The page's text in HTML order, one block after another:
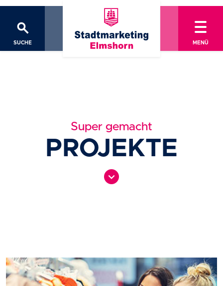
search
SUCHE MENÜ
Super gemacht
PROJEKTE
expand_circle_down